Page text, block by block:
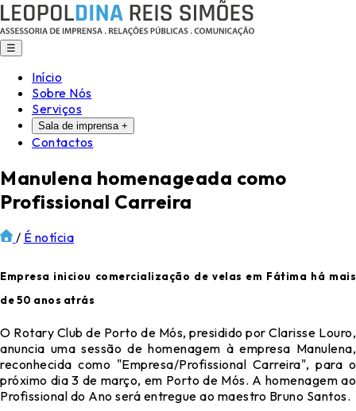
☰
Início
Sobre Nós
Serviços
Sala de imprensa +
Contactos
Manulena homenageada como
Profissional Carreira
/ É notícia
Empresa iniciou comercialização de velas em Fátima há mais
de 50 anos atrás
O Rotary Club de Porto de Mós, presidido por Clarisse Louro,
anuncia uma sessão de homenagem à empresa Manulena,
reconhecida como "Empresa/Profissional Carreira", para o
próximo dia 3 de março, em Porto de Mós. A homenagem ao
Profissional do Ano será entregue ao maestro Bruno Santos.